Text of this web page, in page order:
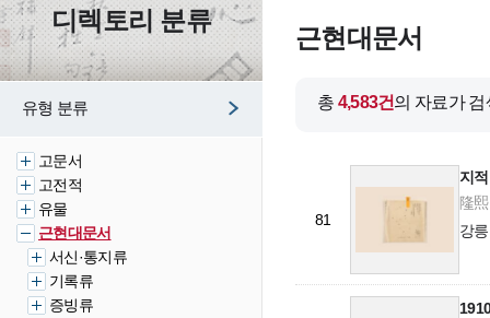
디렉토리 분류
유형 분류
고문서
고전적
유물
근현대문서
서신·통지류
기록류
증빙류
근현대문서
총 4,583건의 자료가
81
지
隆
강